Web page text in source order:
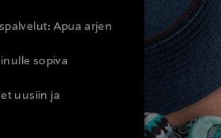
Apua arjen
sopiva
uusiin ja